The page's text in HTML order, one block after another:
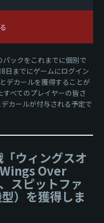
ックをこれまでに個別で
日までにゲームにログイン
デカールを獲得することが
べてのプレイヤーの皆さ
カールが付与される予定で
ウィングスオ
Over
スピットファ
）を獲得しま